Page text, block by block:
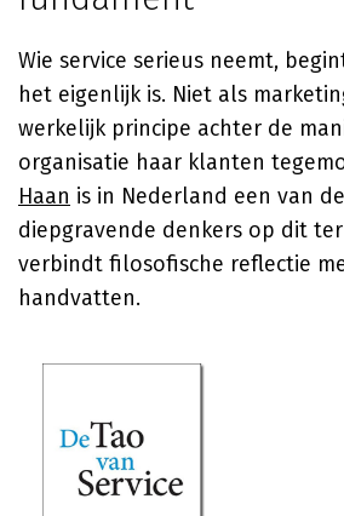
Wie service serieus neemt,
het eigenlijk is. Niet als
werkelijk principe achter de
organisatie haar klanten
Haan is in Nederland een van
diepgravende denkers op dit
verbindt filosofische reflectie
handvatten.